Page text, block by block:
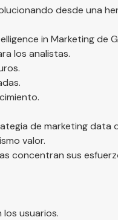
desde una
in Marketing de
los analistas.
de marketing data
valor.
concentran sus
usuarios.